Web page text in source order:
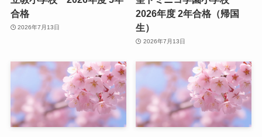
合格
2026年7月13日
2026年度 2年合格（帰国
生）
2026年7月13日